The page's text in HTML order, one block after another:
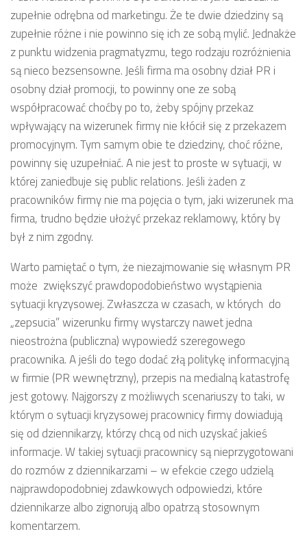
zupełnie odrębna od marketingu. Że te dwie dziedziny są
zupełnie różne i nie powinno się ich ze sobą mylić. Jednakże
z punktu widzenia pragmatyzmu, tego rodzaju rozróżnienia
są nieco bezsensowne. Jeśli firma ma osobny dział PR i
osobny dział promocji, to powinny one ze sobą
współpracować choćby po to, żeby spójny przekaz
wpływający na wizerunek firmy nie kłócił się z przekazem
promocyjnym. Tym samym obie te dziedziny, choć różne,
powinny się uzupełniać. A nie jest to proste w sytuacji, w
której zaniedbuje się public relations. Jeśli żaden z
pracowników firmy nie ma pojęcia o tym, jaki wizerunek ma
firma, trudno będzie ułożyć przekaz reklamowy, który by
był z nim zgodny.
Warto pamiętać o tym, że niezajmowanie się własnym PR
może zwiększyć prawdopodobieństwo wystąpienia
sytuacji kryzysowej. Zwłaszcza w czasach, w których do
„zepsucia” wizerunku firmy wystarczy nawet jedna
nieostrożna (publiczna) wypowiedź szeregowego
pracownika. A jeśli do tego dodać złą politykę informacyjną
w firmie (PR wewnętrzny), przepis na medialną katastrofę
jest gotowy. Najgorszy z możliwych scenariuszy to taki, w
którym o sytuacji kryzysowej pracownicy firmy dowiadują
się od dziennikarzy, którzy chcą od nich uzyskać jakieś
informacje. W takiej sytuacji pracownicy są nieprzygotowani
do rozmów z dziennikarzami – w efekcie czego udzielą
najprawdopodobniej zdawkowych odpowiedzi, które
dziennikarze albo zignorują albo opatrzą stosownym
komentarzem.